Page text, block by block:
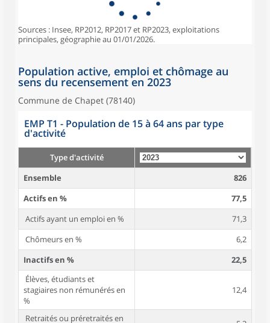
Sources : Insee, RP2012, RP2017 et RP2023, exploitations
principales, géographie au 01/01/2026.
Population active, emploi et chômage au
sens du recensement en 2023
Commune de Chapet (78140)
EMP T1 - Population de 15 à 64 ans par type
d'activité
Type d'activité
Ensemble
826
Actifs en %
77,5
Actifs ayant un emploi en %
71,3
Chômeurs en %
6,2
Inactifs en %
22,5
Élèves, étudiants et
stagiaires non rémunérés en
%
12,4
Retraités ou préretraités en